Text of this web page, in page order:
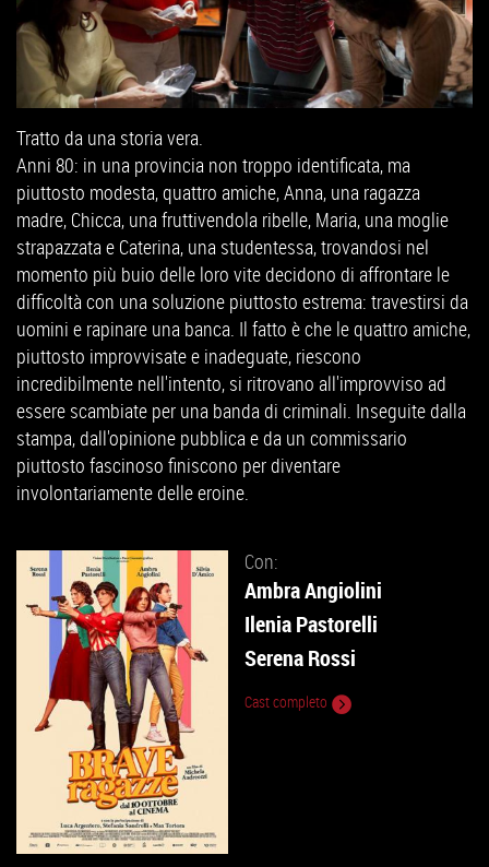
Tratto da una storia vera.
Anni 80: in una provincia non troppo identificata, ma
piuttosto modesta, quattro amiche, Anna, una ragazza
madre, Chicca, una fruttivendola ribelle, Maria, una moglie
strapazzata e Caterina, una studentessa, trovandosi nel
momento più buio delle loro vite decidono di affrontare le
difficoltà con una soluzione piuttosto estrema: travestirsi da
uomini e rapinare una banca. Il fatto è che le quattro amiche,
piuttosto improvvisate e inadeguate, riescono
incredibilmente nell'intento, si ritrovano all'improvviso ad
essere scambiate per una banda di criminali. Inseguite dalla
stampa, dall'opinione pubblica e da un commissario
piuttosto fascinoso finiscono per diventare
involontariamente delle eroine.
Con:
Ambra Angiolini
Ilenia Pastorelli
Serena Rossi
Cast completo